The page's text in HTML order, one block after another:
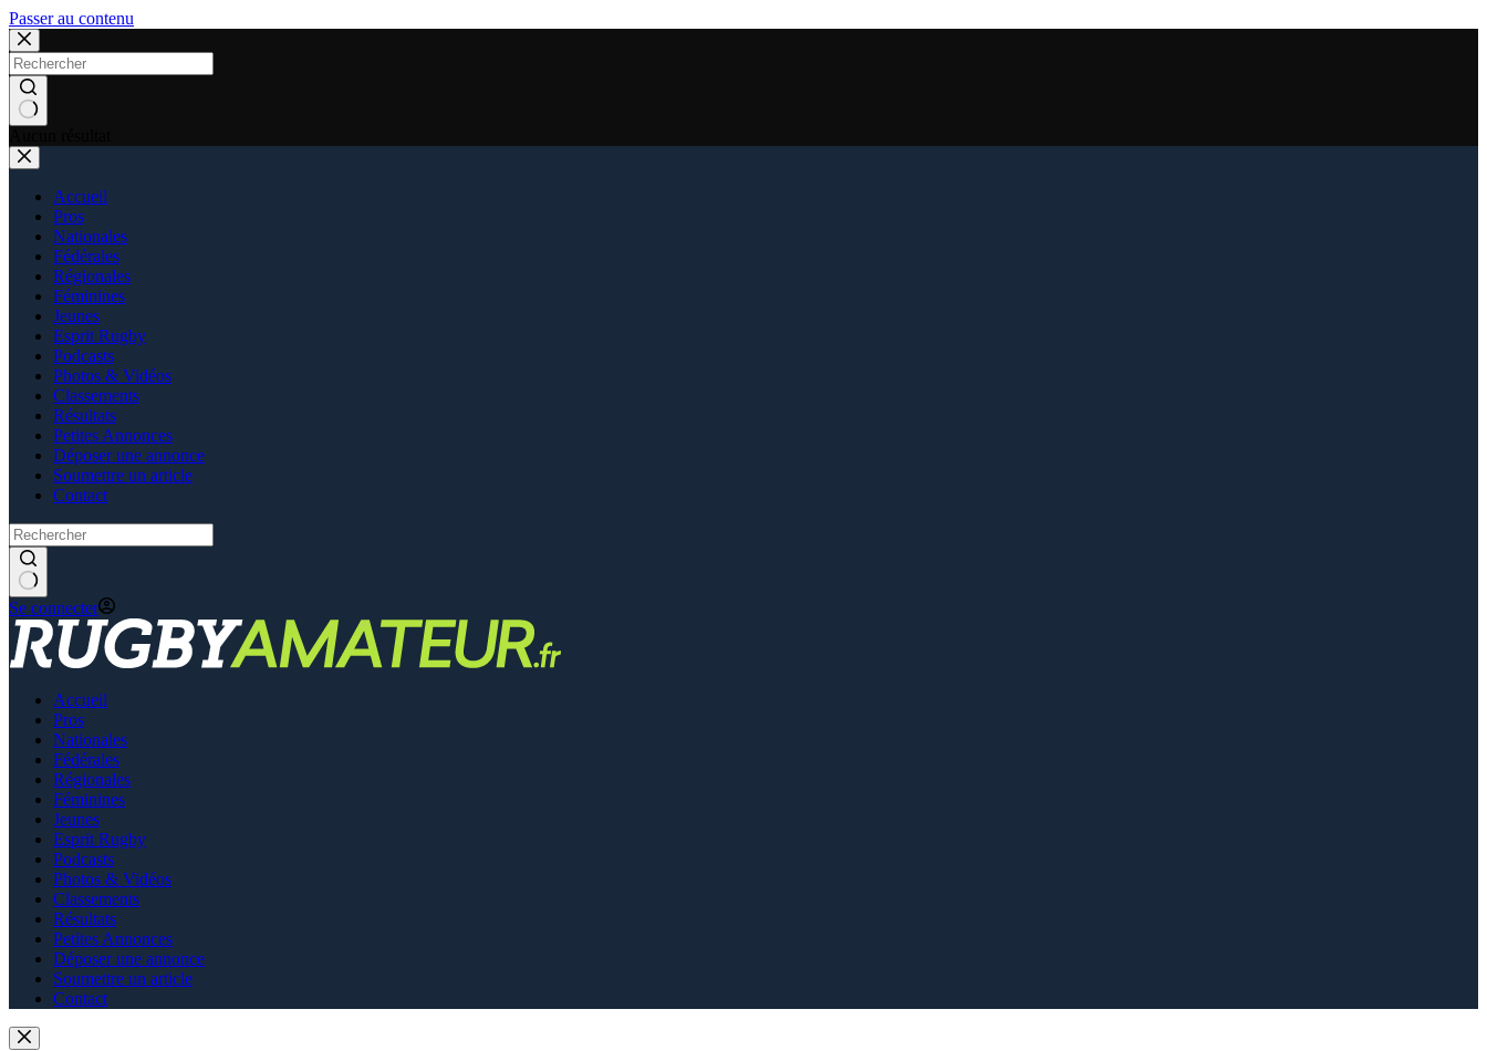
Passer au contenu
Accueil
Pros
Nationales
Fédérales
Régionales
Féminines
Jeunes
Esprit Rugby
Podcasts
Photos & Vidéos
Classements
Résultats
Petites Annonces
Déposer une annonce
Soumettre un article
Contact
Se connecter
Accueil
Pros
Nationales
Fédérales
Régionales
Féminines
Jeunes
Esprit Rugby
Podcasts
Photos & Vidéos
Classements
Résultats
Petites Annonces
Déposer une annonce
Soumettre un article
Contact